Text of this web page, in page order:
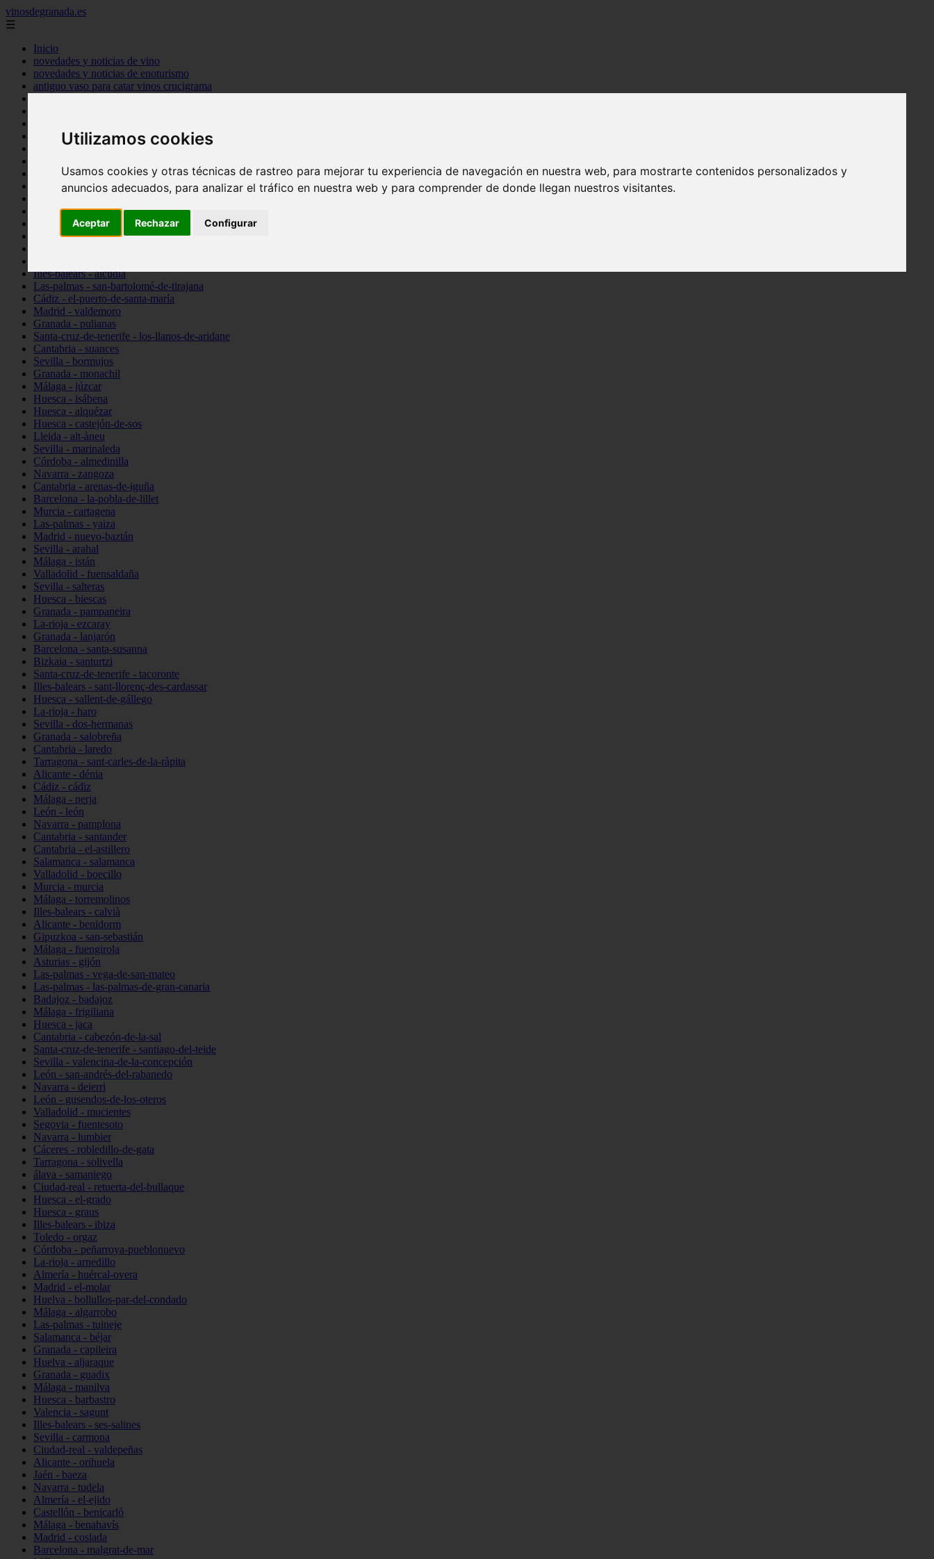
Utilizamos cookies
Usamos cookies y otras técnicas de rastreo para mejorar tu experiencia de navegación en nuestra web, para mostrarte contenidos personalizados y
anuncios adecuados, para analizar el tráfico en nuestra web y para comprender de donde llegan nuestros visitantes.
Aceptar Rechazar Configurar
vinosdegranada.es
☰
Inicio
novedades y noticias de vino
novedades y noticias de enoturismo
antiguo vaso para catar vinos crucigrama
Sevilla - sevilla
Barcelona - barcelona
Santa-cruz-de-tenerife - guía-de-isora
La-rioja - casalarreina
Almería - roquetas-de-mar
Illes-balears - alcúdia
Las-palmas - san-bartolomé-de-tirajana
Cádiz - el-puerto-de-santa-maría
Madrid - valdemoro
Granada - pulianas
Santa-cruz-de-tenerife - los-llanos-de-aridane
Cantabria - suances
Sevilla - bormujos
Granada - monachil
Málaga - júzcar
Huesca - isábena
Huesca - alquézar
Huesca - castejón-de-sos
Lleida - alt-àneu
Sevilla - marinaleda
Córdoba - almedinilla
Navarra - zangoza
Cantabria - arenas-de-iguña
Barcelona - la-pobla-de-lillet
Murcia - cartagena
Las-palmas - yaiza
Madrid - nuevo-baztán
Sevilla - arahal
Málaga - istán
Valladolid - fuensaldaña
Sevilla - salteras
Huesca - biescas
Granada - pampaneira
La-rioja - ezcaray
Granada - lanjarón
Barcelona - santa-susanna
Bizkaia - santurtzi
Santa-cruz-de-tenerife - tacoronte
Illes-balears - sant-llorenç-des-cardassar
Huesca - sallent-de-gállego
La-rioja - haro
Sevilla - dos-hermanas
Granada - salobreña
Cantabria - laredo
Tarragona - sant-carles-de-la-ràpita
Alicante - dénia
Cádiz - cádiz
Málaga - nerja
León - león
Navarra - pamplona
Cantabria - santander
Cantabria - el-astillero
Salamanca - salamanca
Valladolid - boecillo
Murcia - murcia
Málaga - torremolinos
Illes-balears - calvià
Alicante - benidorm
Gipuzkoa - san-sebastián
Málaga - fuengirola
Asturias - gijón
Las-palmas - vega-de-san-mateo
Las-palmas - las-palmas-de-gran-canaria
Badajoz - badajoz
Málaga - frigiliana
Huesca - jaca
Cantabria - cabezón-de-la-sal
Santa-cruz-de-tenerife - santiago-del-teide
Sevilla - valencina-de-la-concepción
León - san-andrés-del-rabanedo
Navarra - deierri
León - gusendos-de-los-oteros
Valladolid - mucientes
Segovia - fuentesoto
Navarra - lumbier
Cáceres - robledillo-de-gata
Tarragona - solivella
álava - samaniego
Ciudad-real - retuerta-del-bullaque
Huesca - el-grado
Huesca - graus
Illes-balears - ibiza
Toledo - orgaz
Córdoba - peñarroya-pueblonuevo
La-rioja - arnedillo
Almería - huércal-overa
Madrid - el-molar
Huelva - bollullos-par-del-condado
Málaga - algarrobo
Las-palmas - tuineje
Salamanca - béjar
Granada - capileira
Huelva - aljaraque
Granada - guadix
Málaga - manilva
Huesca - barbastro
Valencia - sagunt
Illes-balears - ses-salines
Sevilla - carmona
Ciudad-real - valdepeñas
Alicante - orihuela
Jaén - baeza
Navarra - tudela
Almería - el-ejido
Castellón - benicarló
Málaga - benahavís
Madrid - coslada
Barcelona - malgrat-de-mar